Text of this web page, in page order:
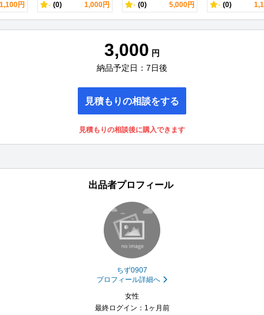
1,100円 - (0) 1,000円 - (0) 5,000円 - (0)
3,000 円
納品予定日：7日後
見積もりの相談をする
見積もりの相談後に購入できます
出品者プロフィール
ちず0907
プロフィール詳細へ
女性
最終ログイン：1ヶ月前